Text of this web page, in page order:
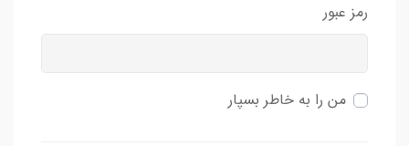
رمز عبور
من را به خاطر بسپار